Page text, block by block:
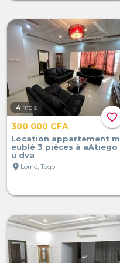
favorite_border
4 mois
300 000 CFA
Location appartement m
eublé 3 pièces à aAtiego
u dva
location_on Lomé, Togo